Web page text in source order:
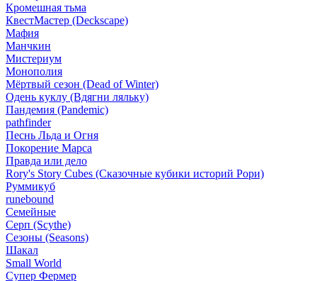
Кромешная тьма
КвестМастер (Deckscape)
Мафия
Манчкин
Мистериум
Монополия
Мёртвый сезон (Dead of Winter)
Одень куклу (Вдягни ляльку)
Пандемия (Pandemic)
pathfinder
Песнь Льда и Огня
Покорение Марса
Правда или дело
Rory's Story Cubes (Сказочные кубики историй Рори)
Руммикуб
runebound
Семейные
Серп (Scythe)
Сезоны (Seasons)
Шакал
Small World
Супер Фермер